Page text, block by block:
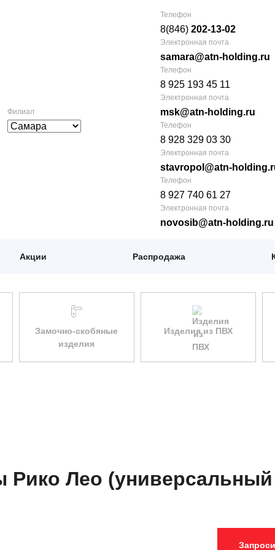
Филиал
Телефон
8(846) 202-13-02
Электронная почта
samara@atn-holding.ru
Телефон
8 925 193 45 11
Электронная почта
msk@atn-holding.ru
Телефон
8 928 329 03 30
Электронная почта
stavropol@atn-
Телефон
8 927 740 61 27
Электронная почта
novosib@atn-holding.ru
Акции Распродажа
Замочно-скобяные
изделия
Изделия из ПВХ
Рико Лео